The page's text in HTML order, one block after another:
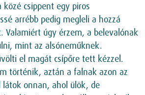
csippent egy piros
arrébb pedig megleli a hozzá
Valamiért úgy érzem, a belevalónak
mint az alsóneműknek.
el magát csípőre tett kézzel.
történik, aztán a falnak azon az
onnan, ahol ülök, de